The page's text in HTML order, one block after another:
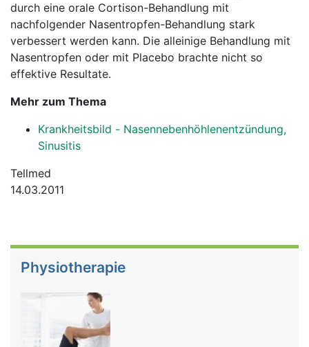
durch eine orale Cortison-Behandlung mit
nachfolgender Nasentropfen-Behandlung stark
verbessert werden kann. Die alleinige Behandlung mit
Nasentropfen oder mit Placebo brachte nicht so
effektive Resultate.
Mehr zum Thema
Krankheitsbild - Nasennebenhöhlenentzündung,
Sinusitis
Tellmed
14.03.2011
Physiotherapie